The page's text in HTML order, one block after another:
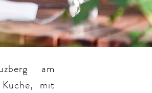
am
mit